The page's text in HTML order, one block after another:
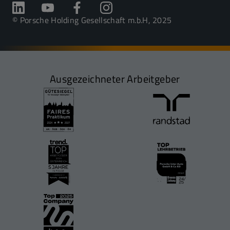
© Porsche Holding Gesellschaft m.b.H, 2025
Ausgezeichneter Arbeitgeber